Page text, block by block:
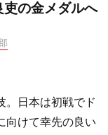
の金メダルへ
日本は初戦でド
向けて幸先の良い